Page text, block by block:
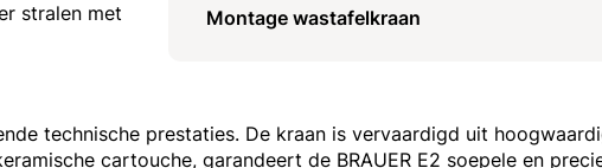
Montage wastafelkraan
stralen met
technische prestaties. De kraan is vervaardigd uit
cartouche, garandeert de BRAUER E2 soepele en